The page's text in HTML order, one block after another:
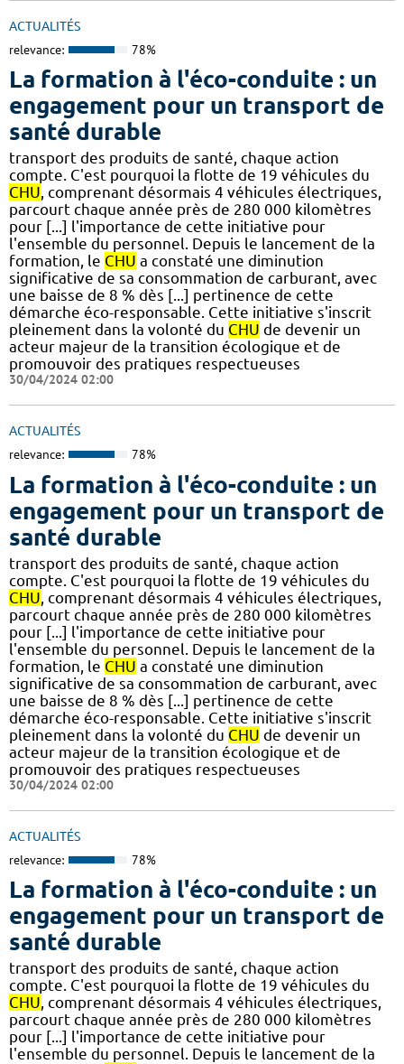
ACTUALITÉS
relevance: 78%
La formation à l'éco-conduite : un
engagement pour un transport de
santé durable
transport des produits de santé, chaque action
compte. C'est pourquoi la flotte de 19 véhicules du
CHU, comprenant désormais 4 véhicules électriques,
parcourt chaque année près de 280 000 kilomètres
pour [...] l'importance de cette initiative pour
l'ensemble du personnel. Depuis le lancement de la
formation, le CHU a constaté une diminution
significative de sa consommation de carburant, avec
une baisse de 8 % dès [...] pertinence de cette
démarche éco-responsable. Cette initiative s'inscrit
pleinement dans la volonté du CHU de devenir un
acteur majeur de la transition écologique et de
promouvoir des pratiques respectueuses
30/04/2024 02:00
ACTUALITÉS
relevance: 78%
La formation à l'éco-conduite : un
engagement pour un transport de
santé durable
transport des produits de santé, chaque action
compte. C'est pourquoi la flotte de 19 véhicules du
CHU , comprenant désormais 4 véhicules électriques,
parcourt chaque année près de 280 000 kilomètres
pour [...] l'importance de cette initiative pour
l'ensemble du personnel. Depuis le lancement de la
formation, le CHU a constaté une diminution
significative de sa consommation de carburant, avec
une baisse de 8 % dès [...] pertinence de cette
démarche éco-responsable. Cette initiative s'inscrit
pleinement dans la volonté du CHU de devenir un
acteur majeur de la transition écologique et de
promouvoir des pratiques respectueuses
30/04/2024 02:00
ACTUALITÉS
relevance: 78%
La formation à l'éco-conduite : un
engagement pour un transport de
santé durable
transport des produits de santé, chaque action
compte. C'est pourquoi la flotte de 19 véhicules du
CHU, comprenant désormais 4 véhicules électriques,
parcourt chaque année près de 280 000 kilomètres
pour [...] l'importance de cette initiative pour
l'ensemble du personnel. Depuis le lancement de la